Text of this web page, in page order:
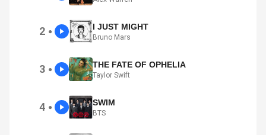
2 ● I JUST MIGHT
Bruno Mars
3 ● THE FATE OF OPHELIA
Taylor Swift
4 ● SWIM
BTS